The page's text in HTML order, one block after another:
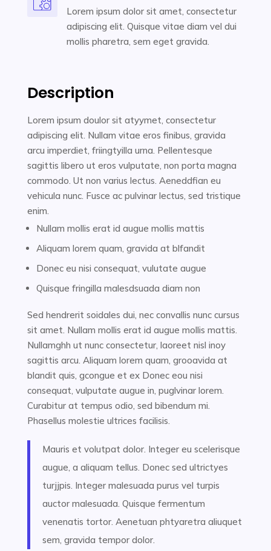
Lorem ipsum dolor sit amet, consectetur
adipiscing elit. Quisque vitae diam vel dui
mollis pharetra, sem eget gravida.
Description
Lorem ipsum doulor sit atyymet, consectetur
adipiscing elit. Nullam vitae eros finibus, gravida
arcu imperdiet, friingtyilla urna. Pellentesque
sagittis libero ut eros vulputate, non porta magna
commodo. Ut non varius lectus. Aeneddfian eu
vehicula nunc. Fusce ac pulvinar lectus, sed tristique
enim.
Nullam mollis erat id augue mollis mattis
Aliquam lorem quam, gravida at blfandit
Donec eu nisi consequat, vulutate augue
Quisque fringilla malesdsuada diam non
Sed hendrerit soidales dui, nec convallis nunc cursus
sit amet. Nullam mollis erat id augue mollis mattis.
Nullamghh ut nunc consectetur, laoreet nisl inoy
sagittis arcu. Aliquam lorem quam, grooavida at
blandit quis, gcongue et ex Donec eou nisi
consequat, vulputate augue in, puglvinar lorem.
Curabitur at tempus odio, sed bibendum mi.
Phasellus molestie ultrices facilisis.
Mauris et volutpat dolor. Integer eu scelerisque
augue, a aliquam tellus. Donec sed ultrictyes
turjjpis. Integer malesuada purus vel turpis
auctor malesuada. Quisque fermentum
venenatis tortor. Aenetuan phtyaretra aliuquet
sem, gravida tempor dolor.